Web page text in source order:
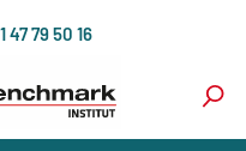
47 79 50 16